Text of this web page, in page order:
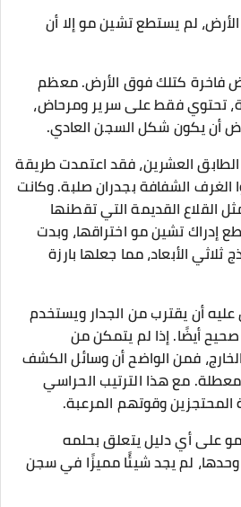
لم يستطع تشين مو إلا أن
فاخرة كتلك فوق الأرض. معظم
تحتوي فقط على سرير ومرحاض،
أن يكون شكل السجن العادي.
الطابق العشرين، فقد اعتمدت طريقة
الغرف الشفافة بجدران صلبة. وكانت
القلاع القديمة التي تقطنها
إدراك تشين مو اختراقها، وبدت
الأبعاد، مما جعلها بارزة
أن يقترب من الجدار ويستخدم
أيضًا. إذا لم يتمكن من
فمن الواضح أن وسائل الكشف
معطلة. مع هذا الترتيب الحراسي
وقوتهم المرعبة.
على أي دليل يتعلق بحلمه
لم يجد شيئًا مميزًا في سجن